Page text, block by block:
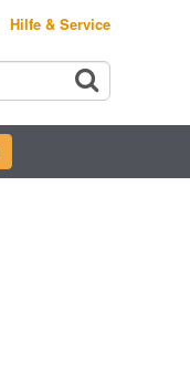
Hilfe & Service